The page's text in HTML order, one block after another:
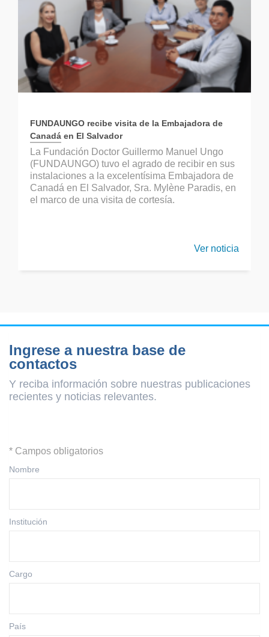
FUNDAUNGO recibe visita de la Embajadora de
Canadá en El Salvador
La Fundación Doctor Guillermo Manuel Ungo
(FUNDAUNGO) tuvo el agrado de recibir en sus
instalaciones a la excelentísima Embajadora de
Canadá en El Salvador, Sra. Mylène Paradis, en
el marco de una visita de cortesía.
Ver noticia
Ingrese a nuestra base de
contactos
Y reciba información sobre nuestras publicaciones
recientes y noticias relevantes.
* Campos obligatorios
Nombre
Institución
Cargo
País